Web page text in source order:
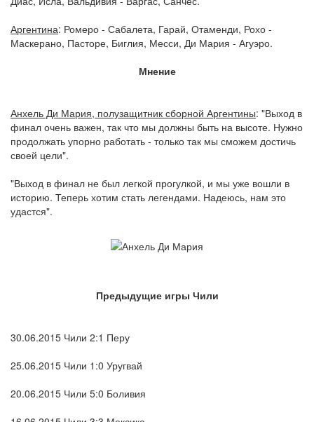
Аргентина: Ромеро - Сабалета, Гарай, Отаменди, Рохо -
Маскерано, Пасторе, Биглия, Месси, Ди Мария - Агуэро.
Мнение
Анхель Ди Мария, полузащитник сборной Аргентины: "Выход в
финал очень важен, так что мы должны быть на высоте. Нужно
продолжать упорно работать - только так мы сможем достичь
своей цели".
"Выход в финал не был легкой прогулкой, и мы уже вошли в
историю. Теперь хотим стать легендами. Надеюсь, нам это
удастся".
Предыдущие игры Чили
30.06.2015 Чили 2:1 Перу
25.06.2015 Чили 1:0 Уругвай
20.06.2015 Чили 5:0 Боливия